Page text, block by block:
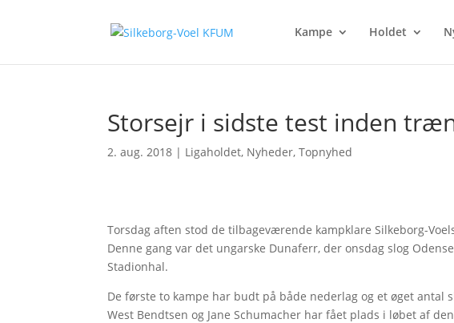
Kampe Holdet
Storsejr i sidste test inden
2. aug. 2018 | Ligaholdet, Nyheder,Topnyhed
Torsdag aften stod de tilbageværende kampklare Silkeborg-
Denne gang var det ungarske Dunaferr, der onsdag slog
Stadionhal.
De første to kampe har budt på både nederlag og et øget
West Bendtsen og Jane Schumacher har fået plads i løbet af